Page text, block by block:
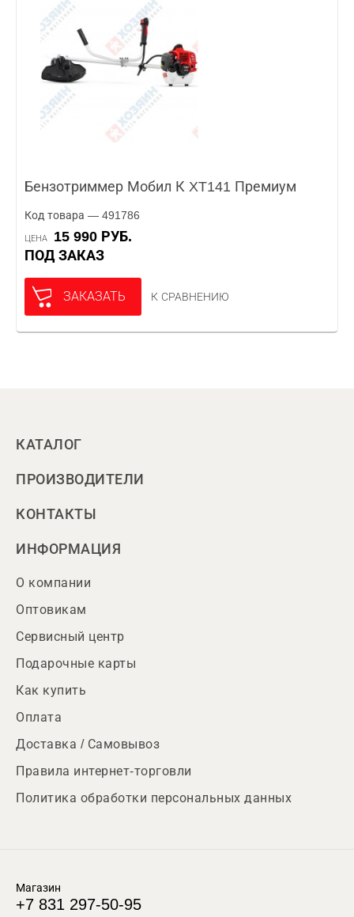
Бензотриммер Мобил К XT141 Премиум
Код товара — 491786
ЦЕНА
15 990 РУБ.
ПОД ЗАКАЗ
ЗАКАЗАТЬ К СРАВНЕНИЮ
КАТАЛОГ
ПРОИЗВОДИТЕЛИ
КОНТАКТЫ
ИНФОРМАЦИЯ
О компании
Оптовикам
Сервисный центр
Подарочные карты
Как купить
Оплата
Доставка / Самовывоз
Правила интернет-торговли
Политика обработки персональных данных
Магазин
+7 831 297-50-95